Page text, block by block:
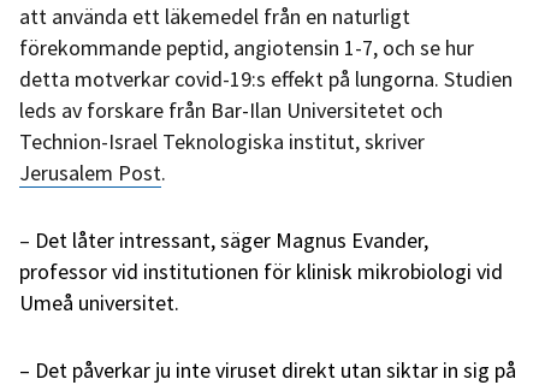
att använda ett läkemedel från en naturligt
förekommande peptid, angiotensin 1-7, och se hur
detta motverkar covid-19:s effekt på lungorna. Studien
leds av forskare från Bar-Ilan Universitetet och
Technion-Israel Teknologiska institut, skriver
Jerusalem Post.
– Det låter intressant, säger Magnus Evander,
professor vid institutionen för klinisk mikrobiologi vid
Umeå universitet.
– Det påverkar ju inte viruset direkt utan siktar in sig på